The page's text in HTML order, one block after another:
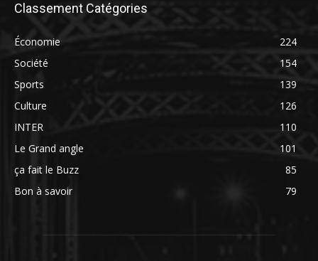
Classement Catégories
Économie
224
Société
154
Sports
139
Culture
126
INTER
110
Le Grand angle
101
ça fait le Buzz
85
Bon à savoir
79